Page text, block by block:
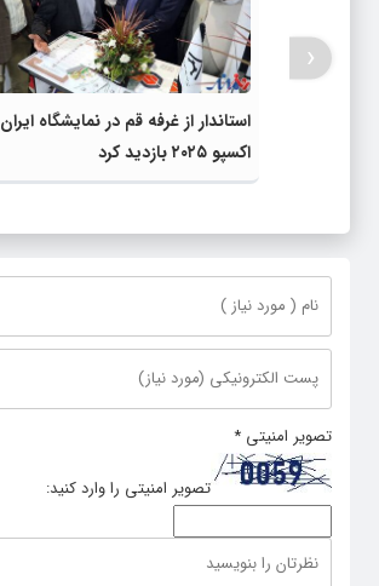
استاندار از غرفه قم در نمایشگاه ایران
اکسپو ۲۰۲۵ بازدید کرد
‹
تصویر امنیتی *
تصویر امنیتی را وارد کنید: